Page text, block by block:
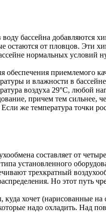
бассейна добавляются
от пловцов. Эти
нормальных
приемлемого
и влажности в бассейне
воздуха 29°С, любой
причем тем сильнее,
же температура точки
составляет от
установленного
трехкратный
Но этот путь
хочет (нарисованные на
надо охладить. Над